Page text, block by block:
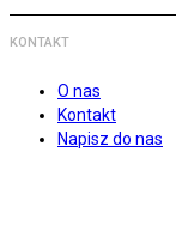
KONTAKT
O nas
Kontakt
Napisz do nas